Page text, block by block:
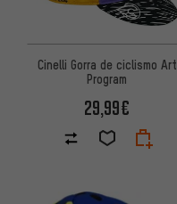
Cinelli Gorra de ciclismo Art
Program
29,99€